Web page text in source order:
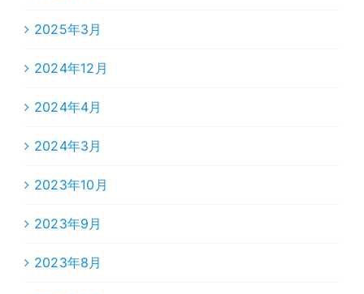
2025年3月
2024年12月
2024年4月
2024年3月
2023年10月
2023年9月
2023年8月